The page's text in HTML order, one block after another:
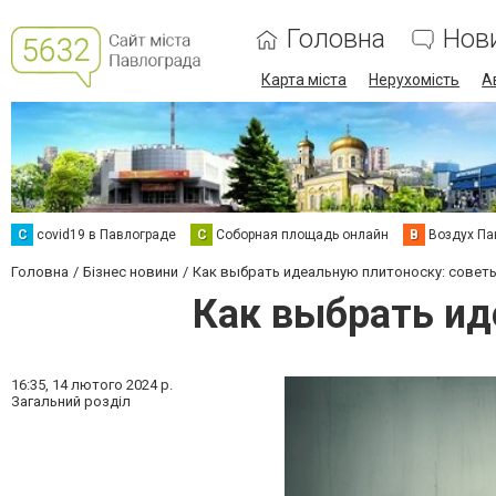
Головна
Карта міста Нерухомість
C covid19 в Павлограде С Соборная площадь онлайн В Воздух
Головна Бізнес новини Как выбрать идеальную плитоноску:
Как выбрать
16:35, 14 лютого 2024 р.
Загальний розділ